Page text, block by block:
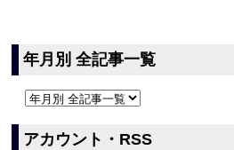
年月別 全記事一覧
アカウント・RSS